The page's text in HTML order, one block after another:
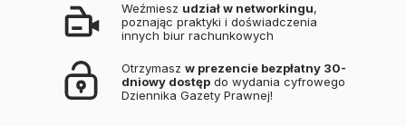
Weźmiesz udział w networkingu,
poznając praktyki i doświadczenia
innych biur rachunkowych
Otrzymasz w prezencie bezpłatny 30-
dniowy dostęp do wydania cyfrowego
Dziennika Gazety Prawnej!